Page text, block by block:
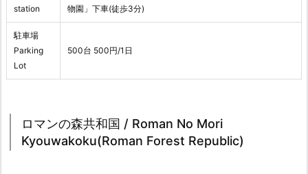
station
物園」下車(徒歩3分)
駐車場
Parking
Lot
500台 500円/1日
ロマンの森共和国 / Roman No Mori
Kyouwakoku(Roman Forest Republic)